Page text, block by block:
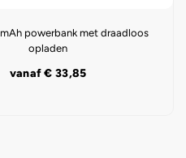
powerbank met draadloos
opladen
vanaf € 33,85